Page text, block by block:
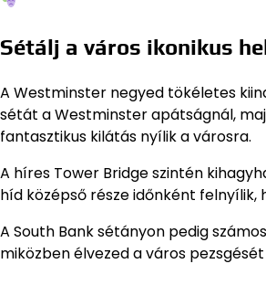
Sétálj a város ikonikus
A Westminster negyed tökéletes
sétát a Westminster apátságnál,
fantasztikus kilátás nyílik a városra.
A híres Tower Bridge szintén
híd középső része időnként felnyílik,
A South Bank sétányon pedig
miközben élvezed a város